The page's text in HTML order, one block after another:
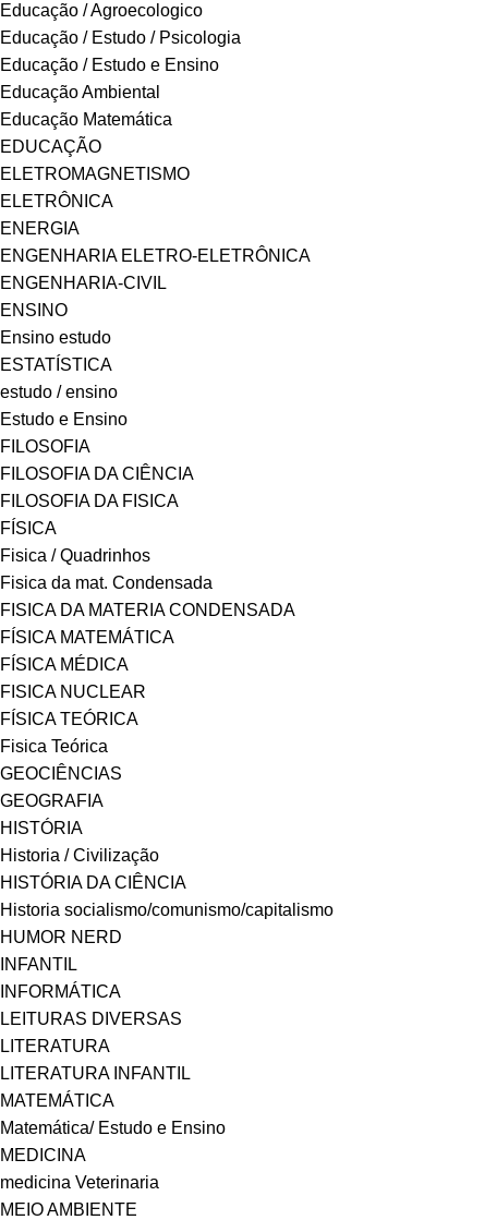
Educação / Agroecologico
Educação / Estudo / Psicologia
Educação / Estudo e Ensino
Educação Ambiental
Educação Matemática
EDUCAÇÃO
ELETROMAGNETISMO
ELETRÔNICA
ENERGIA
ENGENHARIA ELETRO-ELETRÔNICA
ENGENHARIA-CIVIL
ENSINO
Ensino estudo
ESTATÍSTICA
estudo / ensino
Estudo e Ensino
FILOSOFIA
FILOSOFIA DA CIÊNCIA
FILOSOFIA DA FISICA
FÍSICA
Fisica / Quadrinhos
Fisica da mat. Condensada
FISICA DA MATERIA CONDENSADA
FÍSICA MATEMÁTICA
FÍSICA MÉDICA
FISICA NUCLEAR
FÍSICA TEÓRICA
Fisica Teórica
GEOCIÊNCIAS
GEOGRAFIA
HISTÓRIA
Historia / Civilização
HISTÓRIA DA CIÊNCIA
Historia socialismo/comunismo/capitalismo
HUMOR NERD
INFANTIL
INFORMÁTICA
LEITURAS DIVERSAS
LITERATURA
LITERATURA INFANTIL
MATEMÁTICA
Matemática/ Estudo e Ensino
MEDICINA
medicina Veterinaria
MEIO AMBIENTE